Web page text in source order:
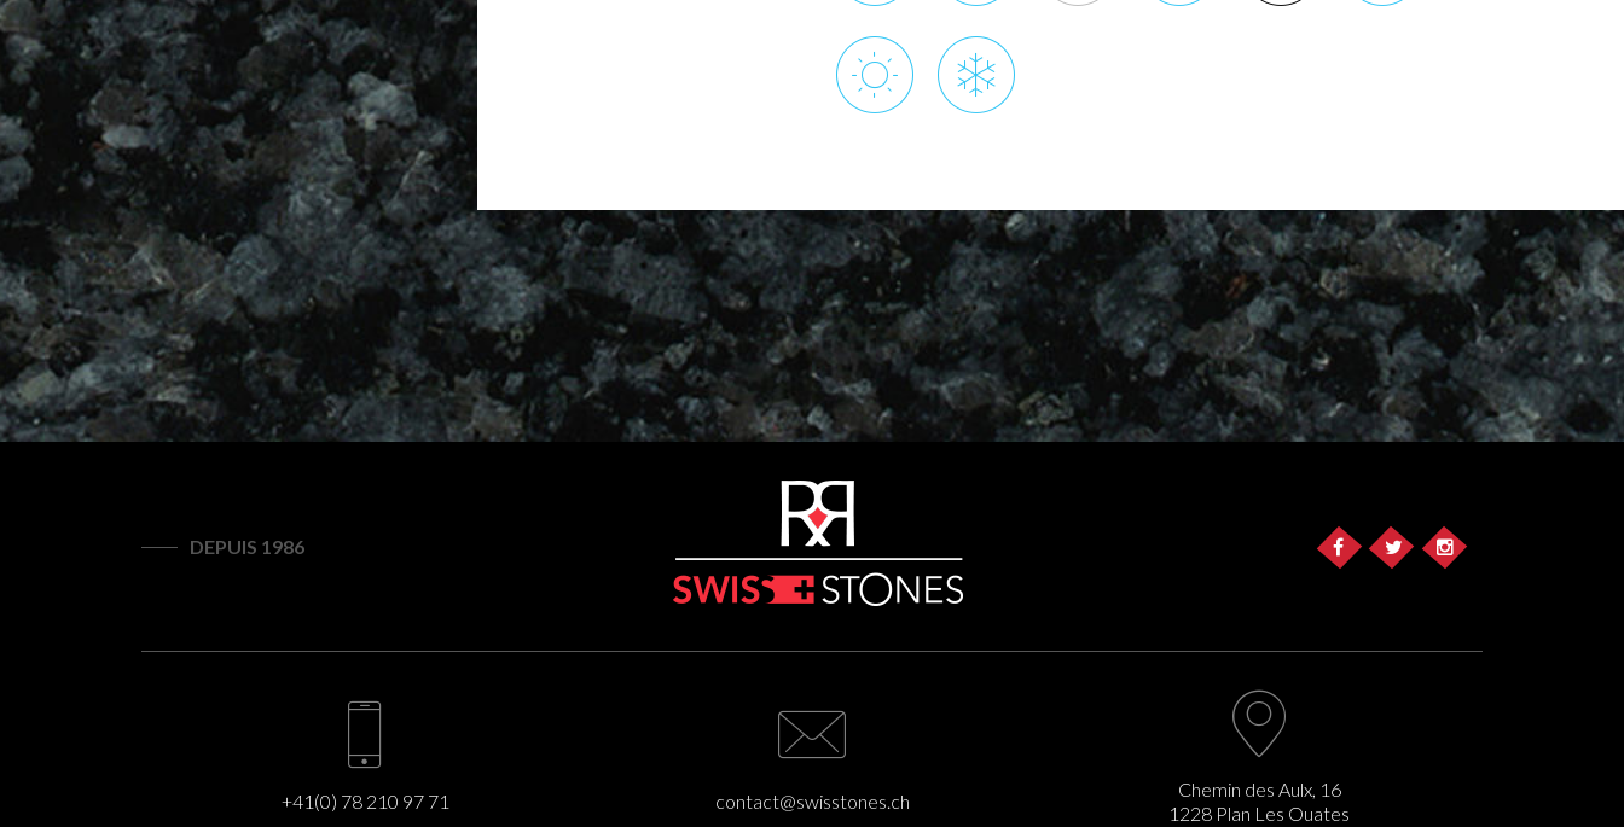
DEPUIS 1986
+41(0) 78 210 97 71 contact@swisstones.ch
Chemin des Aulx, 16
1228 Plan Les Ouates